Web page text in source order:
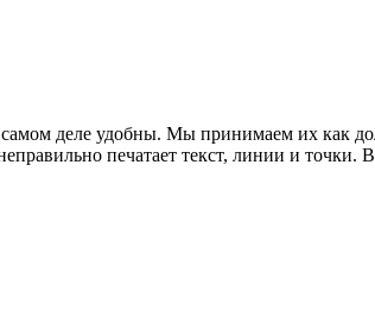
деле удобны. Мы принимаем их как
печатает текст, линии и